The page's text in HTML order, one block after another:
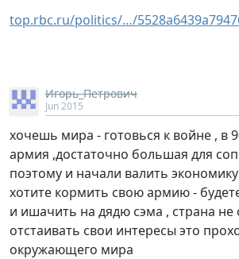
top.rbc.ru/politics/…/
Игорь_Петрович
Jun 2015
хочешь мира - готовься к войне , в
армия ,достаточно большая для
поэтому и начали валить
хотите кормить свою армию -
и ишачить на дядю сэма , страна не
отстаивать свои интересы это
окружающего мира